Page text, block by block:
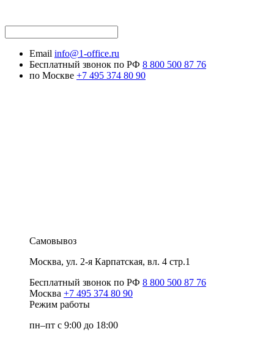
Email info@1-office.ru
Бесплатный звонок по РФ 8 800 500 87 76
по Москве +7 495 374 80 90
Самовывоз
Москва, ул. 2-я Карпатская, вл. 4 стр.1
Бесплатный звонок по РФ 8 800 500 87 76
Москва +7 495 374 80 90
Режим работы
пн–пт с 9:00 до 18:00